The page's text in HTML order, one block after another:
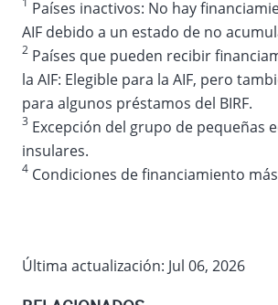
Países inactivos: No hay
AIF debido a un estado de no
2 Países que pueden recibir
la AIF: Elegible para la AIF, pero
para algunos préstamos del BIRF.
3 Excepción del grupo de pequeñas
insulares.
4 Condiciones de financiamiento
Última actualización: Jul 06, 2026